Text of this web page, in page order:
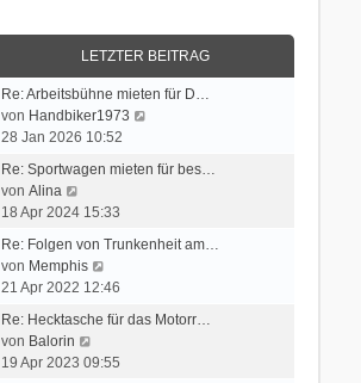
LETZTER BEITRAG
Re: Arbeitsbühne mieten für D…
von Handbiker1973
e
e
i
28 Jan 2026 10:52
Re: Sportwagen mieten für bes…
von Alina
e
e
s
e
r
B
18 Apr 2024 15:33
Re: Folgen von Trunkenheit am…
von Memphis
e
e
t
21 Apr 2022 12:46
Re: Hecktasche für das Motorr…
von Balorin
e
19 Apr 2023 09:55